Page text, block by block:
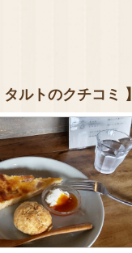
タルトのクチコミ 】